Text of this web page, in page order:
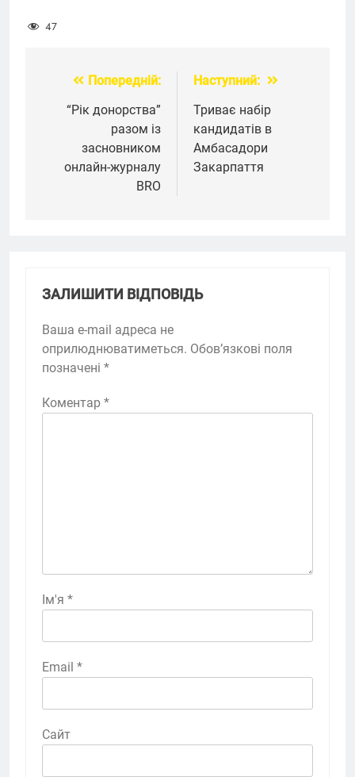
47
Навігація
записів
Попередній:
“Рік донорства”
разом із
засновником
онлайн-журналу
BRO
Наступний:
Триває набір
кандидатів в
Амбасадори
Закарпаття
ЗАЛИШИТИ ВІДПОВІДЬ
Ваша e-mail адреса не
оприлюднюватиметься. Обов’язкові поля
позначені *
Коментар *
Ім'я *
Email *
Сайт